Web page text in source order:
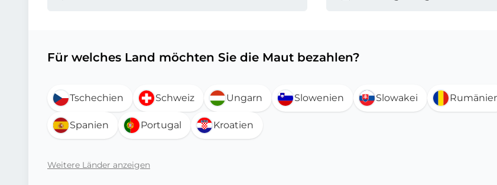
Für welches Land möchten Sie die Maut bezahlen?
Tschechien Schweiz Ungarn Slowenien Slowakei
Spanien Portugal Kroatien
Weitere Länder anzeigen